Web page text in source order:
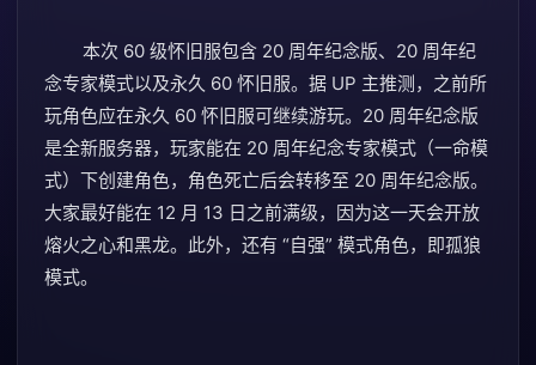
本次 60 级怀旧服包含 20 周年纪念版、20 周年纪
念专家模式以及永久 60 怀旧服。据 UP 主推测，之前所
玩角色应在永久 60 怀旧服可继续游玩。20 周年纪念版
是全新服务器，玩家能在 20 周年纪念专家模式（一命模
式）下创建角色，角色死亡后会转移至 20 周年纪念版。
大家最好能在 12 月 13 日之前满级，因为这一天会开放
熔火之心和黑龙。此外，还有 “自强” 模式角色，即孤狼
模式。